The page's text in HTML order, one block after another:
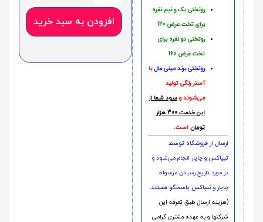
روتختی یک و نیم نفره
برای تخت عرض 120
روتختی دو نفره برای
تخت عرض 160
روتختی‌ برند مینی مالبا
آستر رنگی تولید
می‌شوند و سود شما از
این خدمت 300 هزار
تومان است.
ارسال از فروشگاه توسط
تیپاکس و چاپار انجام می‌شود و
در مورد تاریخ رسیدن مرسوله
چاپار و تیپاکس پاسخگو هستند.
(هزینه ارسال طبق تعرفه این
شرکتها و به عهده مشتری گرامی
افزودن به سبد خرید